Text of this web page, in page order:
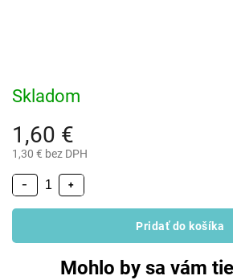
1,60 €
1,30 € bez DPH
Skladom
+
−
Pridať do košíka
Mohlo by sa vám